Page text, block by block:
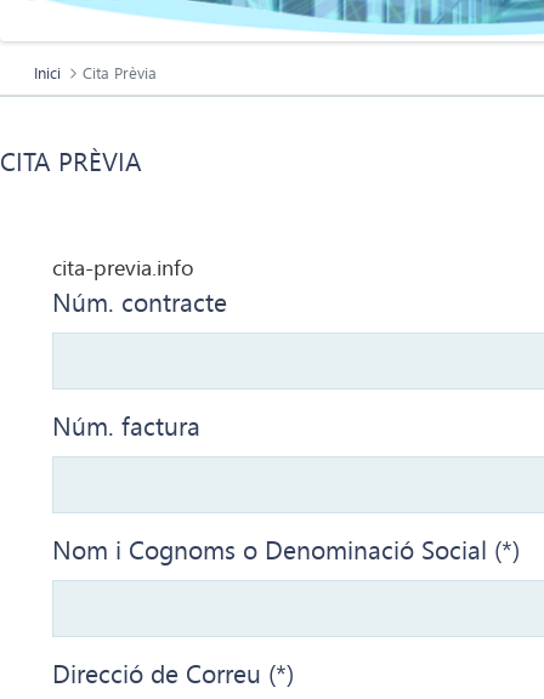
Inici Cita Prèvia
CITA PRÈVIA
cita-previa.info
Núm. contracte
Núm. factura
Nom i Cognoms o Denominació Social (*)
Direcció de Correu (*)